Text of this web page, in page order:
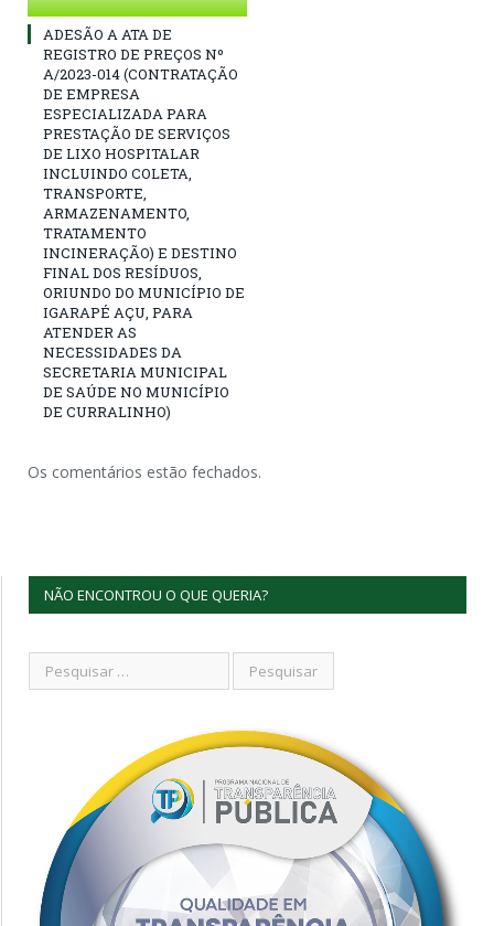
ADESÃO A ATA DE
REGISTRO DE PREÇOS Nº
A/2023-014 (CONTRATAÇÃO
DE EMPRESA
ESPECIALIZADA PARA
PRESTAÇÃO DE SERVIÇOS
DE LIXO HOSPITALAR
INCLUINDO COLETA,
TRANSPORTE,
ARMAZENAMENTO,
TRATAMENTO
INCINERAÇÃO) E DESTINO
FINAL DOS RESÍDUOS,
ORIUNDO DO MUNICÍPIO DE
IGARAPÉ AÇU, PARA
ATENDER AS
NECESSIDADES DA
SECRETARIA MUNICIPAL
DE SAÚDE NO MUNICÍPIO
DE CURRALINHO)
Os comentários estão fechados.
NÃO ENCONTROU O QUE QUERIA?